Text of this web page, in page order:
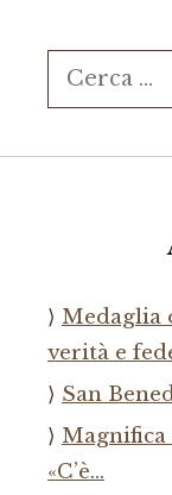
Ricerca
per:
Medaglia
verità e
San
Magnifica
«C’è…